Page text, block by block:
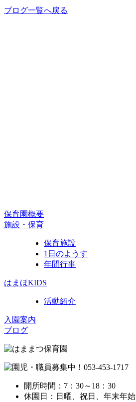
ブログ一覧へ戻る
保育園概要
施設・保育
保育施設
1日のようす
年間行事
はまほKIDS
活動紹介
入園案内
ブログ
開所時間：7：30～18：30
休園日：日曜、祝日、年末年始